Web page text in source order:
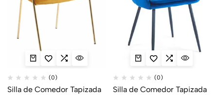
(0)
Silla de Comedor Tapizada
(0)
Silla de Comedor Tapizada